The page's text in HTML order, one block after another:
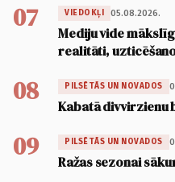
07 VIEDOKĻI 05.08.2026.
Mediju vide
realitāti,
08 PILSĒTĀS UN NOVADOS
Kabatā divvirzienu
09 PILSĒTĀS UN NOVADOS
Ražas sezonai